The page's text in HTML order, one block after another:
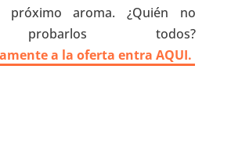
próximo aroma. ¿Quién no
todos?
a la oferta entra AQUI.